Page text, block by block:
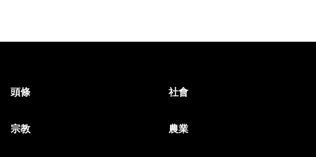
頭條 社會
宗教 農業